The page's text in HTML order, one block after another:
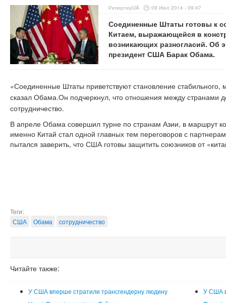
РепортерUA 09 Июл 2014 - 09:47
Соединенные Штаты готовы к
Китаем, выражающейся в
возникающих разногласий. Об
президент США Барак Обама.
«Соединенные Штаты приветствуют становление
сказал Обама.Он подчеркнул, что отношения между странами
сотрудничество.
В апреле Обама совершил турне по странам Азии, в маршрут
именно Китай стал одной главных тем переговоров с
пытался заверить, что США готовы защитить союзников от
Теги:
США
Обама сотрудничество
Читайте также:
У США вперше стратили трансгендерну людину
У США